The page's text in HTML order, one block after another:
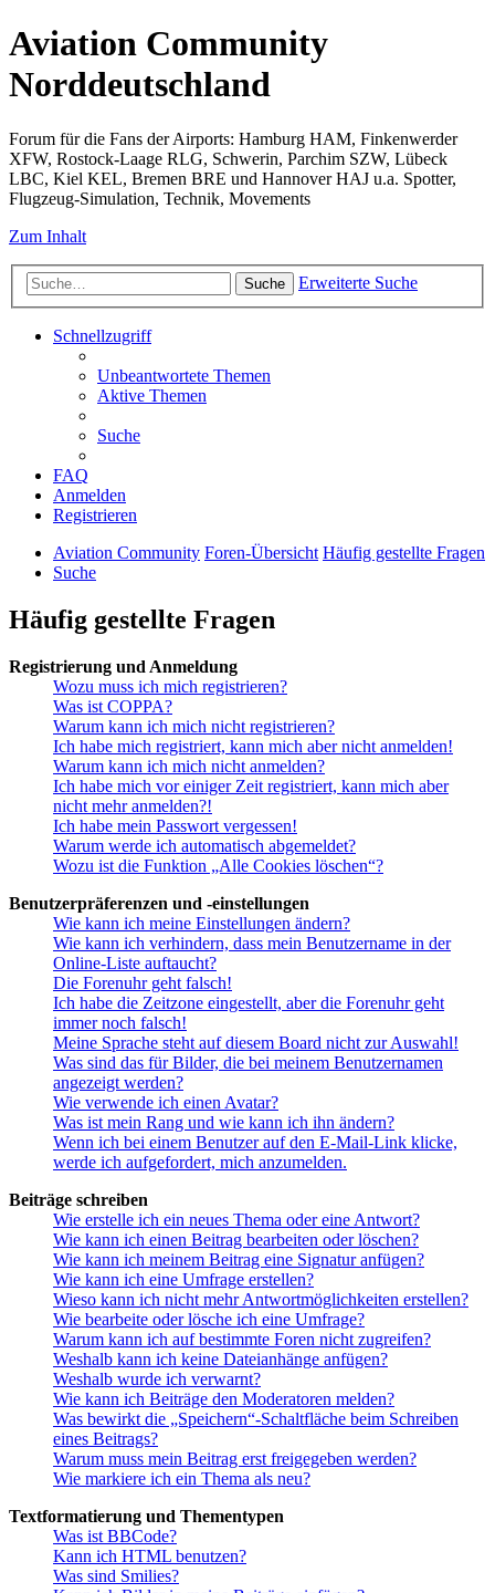
Aviation Community
Norddeutschland
Forum für die Fans der Airports: Hamburg HAM, Finkenwerder
XFW, Rostock-Laage RLG, Schwerin, Parchim SZW, Lübeck
LBC, Kiel KEL, Bremen BRE und Hannover HAJ u.a. Spotter,
Flugzeug-Simulation, Technik, Movements
Zum Inhalt
Suche Erweiterte Suche
Schnellzugriff
Unbeantwortete Themen
Aktive Themen
Suche
FAQ
Anmelden
Registrieren
Aviation Community Foren-Übersicht Häufig gestellte Fragen
Suche
Häufig gestellte Fragen
Registrierung und Anmeldung
Wozu muss ich mich registrieren?
Was ist COPPA?
Warum kann ich mich nicht registrieren?
Ich habe mich registriert, kann mich aber nicht anmelden!
Warum kann ich mich nicht anmelden?
Ich habe mich vor einiger Zeit registriert, kann mich aber
nicht mehr anmelden?!
Ich habe mein Passwort vergessen!
Warum werde ich automatisch abgemeldet?
Wozu ist die Funktion „Alle Cookies löschen“?
Benutzerpräferenzen und -einstellungen
Wie kann ich meine Einstellungen ändern?
Wie kann ich verhindern, dass mein Benutzername in der
Online-Liste auftaucht?
Die Forenuhr geht falsch!
Ich habe die Zeitzone eingestellt, aber die Forenuhr geht
immer noch falsch!
Meine Sprache steht auf diesem Board nicht zur Auswahl!
Was sind das für Bilder, die bei meinem Benutzernamen
angezeigt werden?
Wie verwende ich einen Avatar?
Was ist mein Rang und wie kann ich ihn ändern?
Wenn ich bei einem Benutzer auf den E-Mail-Link klicke,
werde ich aufgefordert, mich anzumelden.
Beiträge schreiben
Wie erstelle ich ein neues Thema oder eine Antwort?
Wie kann ich einen Beitrag bearbeiten oder löschen?
Wie kann ich meinem Beitrag eine Signatur anfügen?
Wie kann ich eine Umfrage erstellen?
Wieso kann ich nicht mehr Antwortmöglichkeiten erstellen?
Wie bearbeite oder lösche ich eine Umfrage?
Warum kann ich auf bestimmte Foren nicht zugreifen?
Weshalb kann ich keine Dateianhänge anfügen?
Weshalb wurde ich verwarnt?
Wie kann ich Beiträge den Moderatoren melden?
Was bewirkt die „Speichern“-Schaltfläche beim Schreiben
eines Beitrags?
Warum muss mein Beitrag erst freigegeben werden?
Wie markiere ich ein Thema als neu?
Textformatierung und Thementypen
Was ist BBCode?
Kann ich HTML benutzen?
Was sind Smilies?